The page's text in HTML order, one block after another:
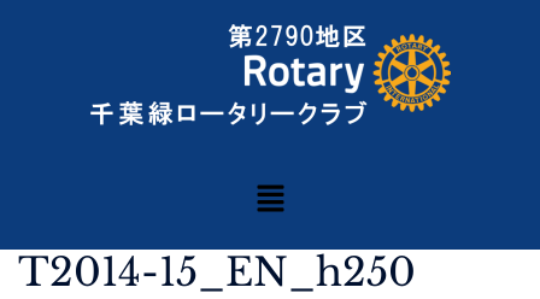
T2014-15_EN_h250